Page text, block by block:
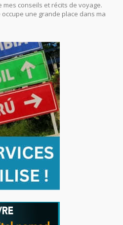
mes conseils et récits de voyage.
une grande place dans ma